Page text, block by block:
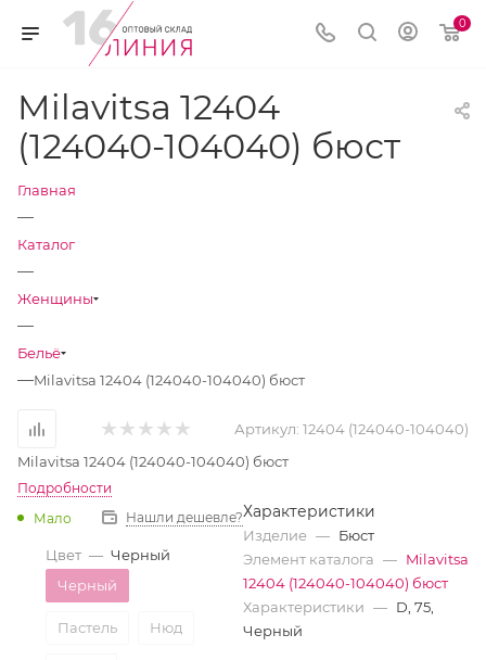
0
Milavitsa 12404
(124040-104040) бюст
Главная
—
Каталог
—
Женщины
—
Бельё
—Milavitsa 12404 (124040-104040) бюст
Артикул: 12404 (124040-104040)
Milavitsa 12404 (124040-104040) бюст
Подробности
Мало
Нашли дешевле?
Цвет — Черный
Черный
Пастель Нюд
Характеристики
Изделие — Бюст
Элемент каталога — Milavitsa
12404 (124040-104040) бюст
Характеристики — D, 75,
Черный